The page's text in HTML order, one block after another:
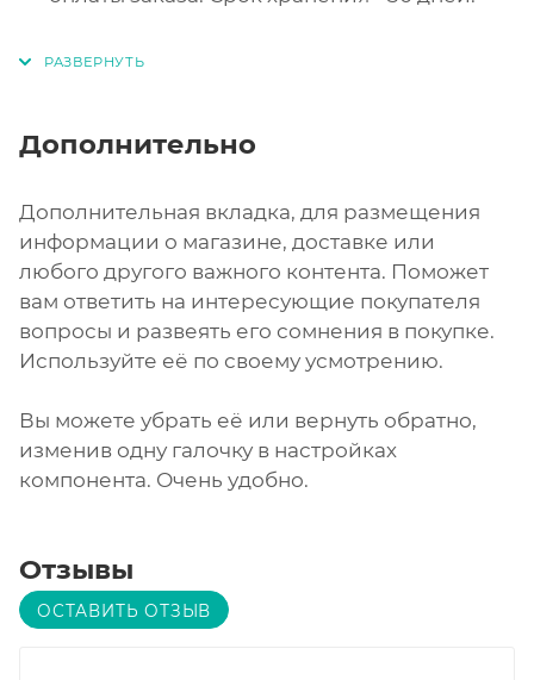
Дополнительно
Дополнительная вкладка, для размещения
информации о магазине, доставке или
любого другого важного контента. Поможет
вам ответить на интересующие покупателя
вопросы и развеять его сомнения в покупке.
Используйте её по своему усмотрению.
Вы можете убрать её или вернуть обратно,
изменив одну галочку в настройках
компонента. Очень удобно.
Отзывы
ОСТАВИТЬ ОТЗЫВ